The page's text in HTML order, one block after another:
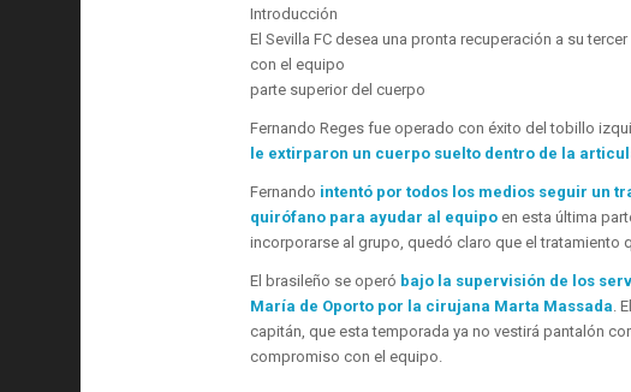
Introducción
El Sevilla FC desea una pronta recuperación a su
con el equipo
parte superior del cuerpo
Fernando Reges fue operado con éxito del tobillo
le extirparon un cuerpo suelto dentro de la
Fernando intentó por todos los medios seguir un
quirófano para ayudar al equipoen esta última
incorporarse al grupo, quedó claro que el tratamiento
El brasileño se operó bajo la supervisión de los
María de Oporto por la cirujana Marta Massada.
capitán, que esta temporada ya no vestirá pantalón
compromiso con el equipo.